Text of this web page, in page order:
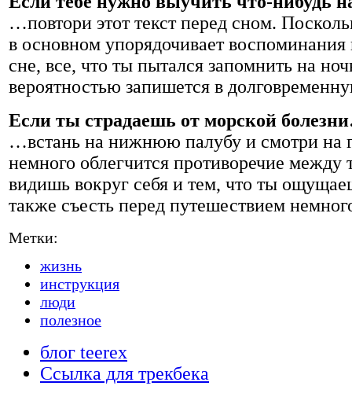
…повтори этот текст перед сном.
в основном упорядочивает
сне, все, что ты пытался запомнить на
вероятностью запишется в
Если ты страдаешь от морской
…встань на нижнюю палубу и смотри на
немного облегчится противоречие между
видишь вокруг себя и тем, что ты
также съесть перед путешествием
Метки:
жизнь
инструкция
люди
полезное
блог teerex
Ссылка для трекбека